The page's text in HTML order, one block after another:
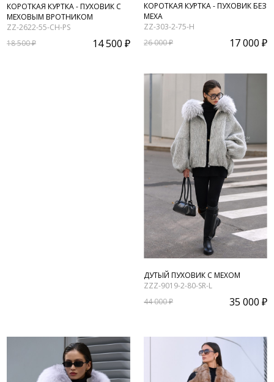
КОРОТКАЯ КУРТКА - ПУХОВИК С
МЕХОВЫМ ВРОТНИКОМ
ZZ-2622-55-CH-PS
18 500 ₽
14 500 ₽
КОРОТКАЯ КУРТКА - ПУХОВИК БЕЗ
МЕХА
ZZ-303-2-75-H
26 000 ₽
17 000 ₽
ДУТЫЙ ПУХОВИК С МЕХОМ
ZZZ-9019-2-80-SR-L
44 000 ₽
35 000 ₽